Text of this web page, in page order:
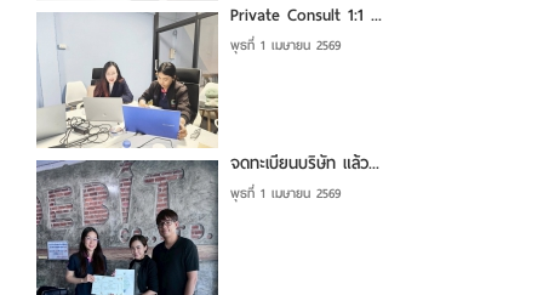
Private Consult 1:1 ...
พุธที่ 1 เมษายน 2569
จดทะเบียนบริษัท แล้ว...
พุธที่ 1 เมษายน 2569